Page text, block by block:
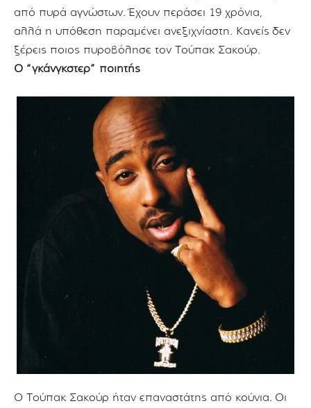
από πυρά αγνώστων.Έχουν περάσει 19 χρόνια,
αλλά η υπόθεση παραμένει ανεξιχνίαστη. Κανείς δεν
ξέρεις ποιος πυροβόλησε τον Τούπακ Σακούρ.
Ο “γκάνγκστερ” ποιητής
Ο Τούπακ Σακούρ ήταν επαναστάτης από κούνια. Οι